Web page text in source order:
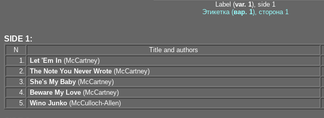
Label (var. 1), side 1
Этикетка (вар. 1), сторона 1
SIDE 1:
N Title and authors
1.
Let 'Em In (McCartney)
2. The Note You Never Wrote (McCartney)
3.
She's My Baby (McCartney)
4.
Beware My Love (McCartney)
5.
Wino Junko (McCulloch-Allen)